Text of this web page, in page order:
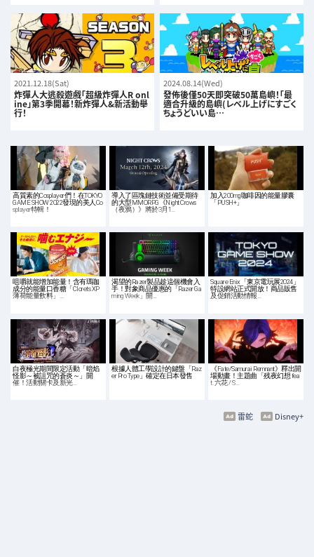
2021.12.18(Sat)
炸彈人大逃殺遊戲「超級炸彈人R onl
ine」第3季開幕！新炸彈人&新活動舉
行！
2024.08.14(Wed)
發佈後僅50天即突破50萬島嶼！「最
適合升級的島嶼(レベル上げにすごく
ちょうどいい島…
高質素的Cosplayer們！在TOKYO
GAME SHOW 2022發現的美人Co
splayer特輯！
導入了區塊鏈技術並備受期待
的大型MMORPG《Night Crows
（夜鴉）》將於3月1…
加入200mg咖啡因的能量膠囊
「PUSH+」
咀嚼就能增加能量！含有瑪咖
成分的能量口香糖「Clorets XP
薄荷能量飲料」…
渴望的Razer製品趁這個機會入
手！對象商品優惠的「Razer Ga
ming Week」開…
Square Enix「東京電玩展2024」
特設網站正式開放！商品販售
及促銷活動情報…
白夜極光期間限定活動「暗焰
怪影～被詛咒的蒼炎～」開
催！活動關卡及新光…
根據人體工學設計的鍵盤「Raz
er Pro Type」確定在日本發售
《Fate/Samurai Remnant》釋出開
場動畫！主題曲「残夜幻想 fea
t. 六花 / S…
Disney+
雷蛇